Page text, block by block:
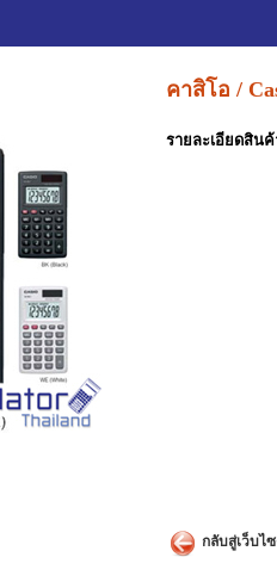
คาสิโอ /
รายละเอียดสินค้
กลับสู่เว็บไ